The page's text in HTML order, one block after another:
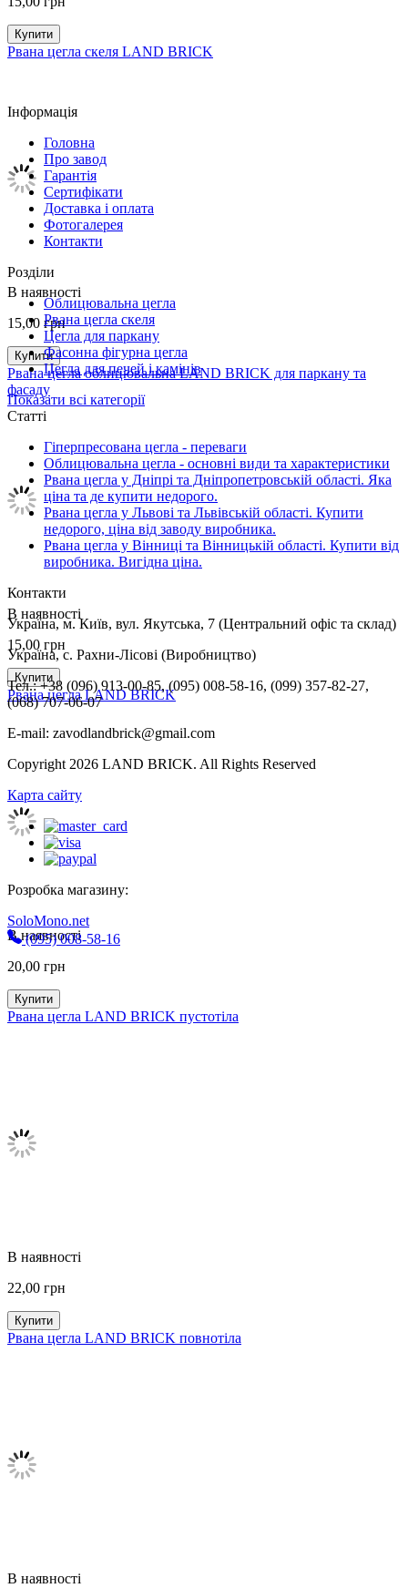
Купити
Рвана цегла скеля LAND BRICK
В наявності
15,00 грн
Купити
Рвана цегла облицювальна LAND BRICK для паркану та
фасаду
В наявності
15,00 грн
Купити
Рвана цегла LAND BRICK
В наявності
20,00 грн
Купити
Рвана цегла LAND BRICK пустотіла
В наявності
22,00 грн
Купити
Рвана цегла LAND BRICK повнотіла
В наявності
Інформація
Головна
Про завод
Гарантія
Сертифікати
Доставка і оплата
Фотогалерея
Контакти
Розділи
Облицювальна цегла
Рвана цегла скеля
Цегла для паркану
Фасонна фігурна цегла
Цегла для печей і камінів
Показати всі категорії
Статті
Гіперпресована цегла - переваги
Облицювальна цегла - основні види та характеристики
Рвана цегла у Дніпрі та Дніпропетровській області. Яка
ціна та де купити недорого.
Рвана цегла у Львові та Львівській області. Купити
недорого, ціна від заводу виробника.
Рвана цегла у Вінниці та Вінницькій області. Купити від
виробника. Вигідна ціна.
Контакти
Українa, м. Київ, вул. Якутська, 7 (Центральний офіс та склад)
Україна, с. Рахни-Лісові (Виробництво)
Тел.: +38 (096) 913-00-85, (095) 008-58-16, (099) 357-82-27,
(068) 707-06-07
E-mail: zavodlandbrick@gmail.com
Copyright 2026 LAND BRICK. All Rights Reserved
Карта сайту
Розробка магазину:
SoloMono.net
(095) 008-58-16